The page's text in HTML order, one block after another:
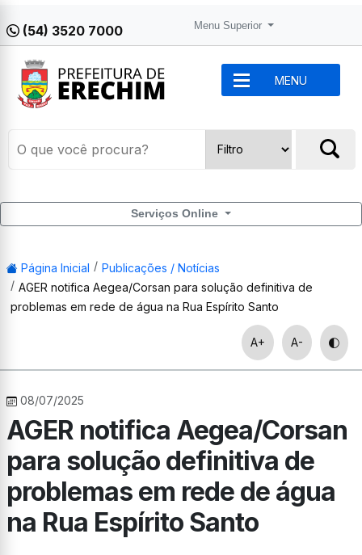
(54) 3520 7000 Menu Superior
MENU
Serviços Online
Página Inicial
Publicações / Notícias
AGER notifica Aegea/Corsan para solução definitiva de
problemas em rede de água na Rua Espírito Santo
A+ A-
08/07/2025
AGER notifica Aegea/Corsan
para solução definitiva de
problemas em rede de água
na Rua Espírito Santo